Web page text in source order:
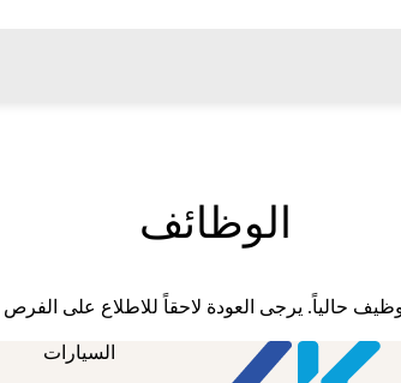
الوظائف
حالياً. يرجى العودة لاحقاً للاطلاع على الفرص
السيارات